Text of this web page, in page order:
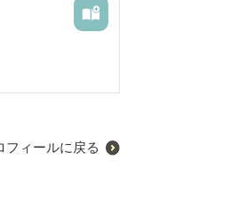
フィールに戻る